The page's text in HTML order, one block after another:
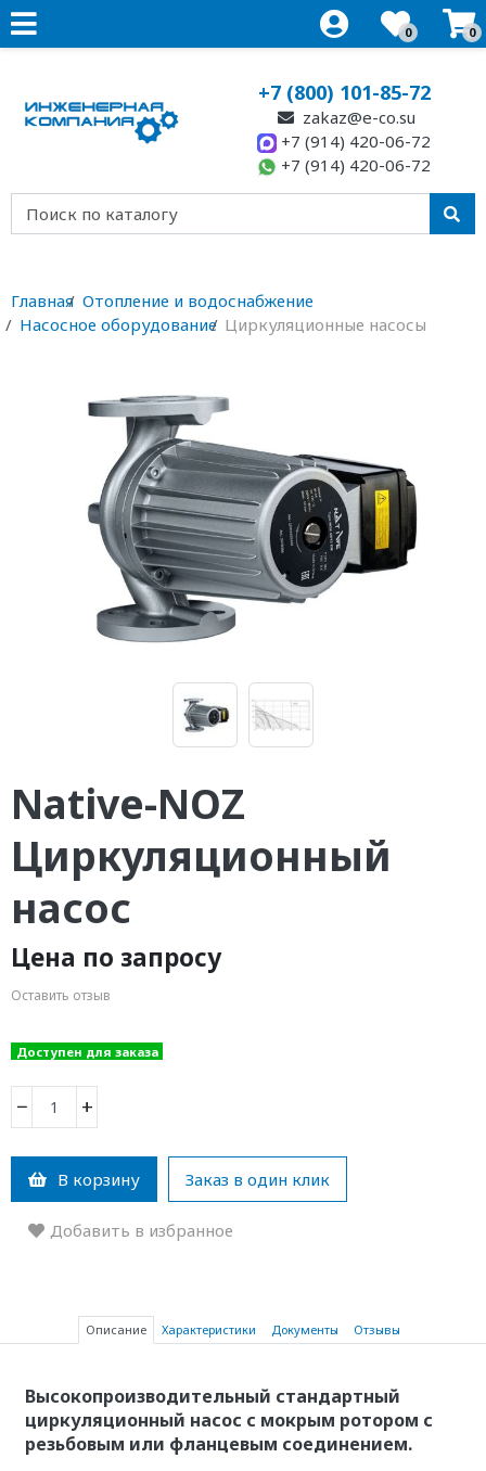
0 0
+7 (800) 101-85-72
zakaz@e-co.su
+7 (914) 420-06-72
+7 (914) 420-06-72
Главная Отопление и водоснабжение
Насосное оборудование Циркуляционные насосы
Native-NOZ
Циркуляционный
насос
Цена по запросу
Оставить отзыв
Доступен для заказа
− +
В корзину Заказ в один клик
Добавить в избранное
Описание Характеристики Документы Отзывы
Высокопроизводительный стандартный
циркуляционный насос с мокрым ротором с
резьбовым или фланцевым соединением.